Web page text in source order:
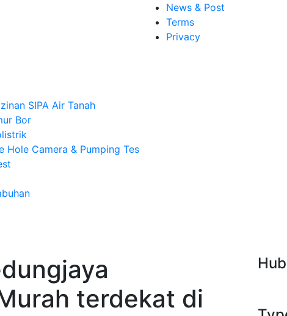
News & Post
Terms
Privacy
SIPA Air Tanah
Bor
Hole Camera & Pumping Tes
terdekat di